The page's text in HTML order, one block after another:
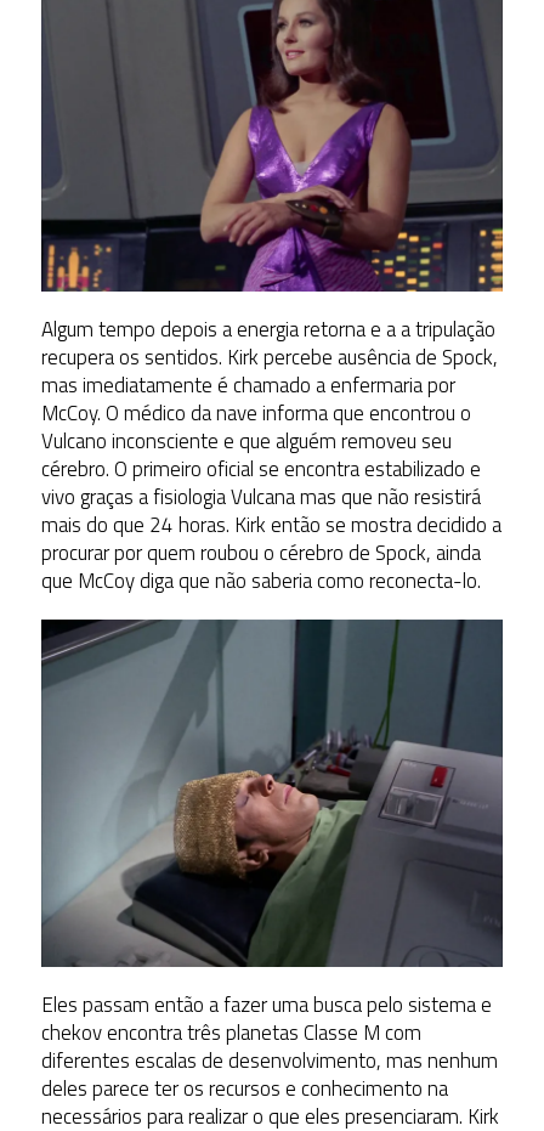
Algum tempo depois a energia retorna e a a tripulação
recupera os sentidos. Kirk percebe ausência de Spock,
mas imediatamente é chamado a enfermaria por
McCoy. O médico da nave informa que encontrou o
Vulcano inconsciente e que alguém removeu seu
cérebro. O primeiro oficial se encontra estabilizado e
vivo graças a fisiologia Vulcana mas que não resistirá
mais do que 24 horas. Kirk então se mostra decidido a
procurar por quem roubou o cérebro de Spock, ainda
que McCoy diga que não saberia como reconecta-lo.
Eles passam então a fazer uma busca pelo sistema e
chekov encontra três planetas Classe M com
diferentes escalas de desenvolvimento, mas nenhum
deles parece ter os recursos e conhecimento na
necessários para realizar o que eles presenciaram. Kirk